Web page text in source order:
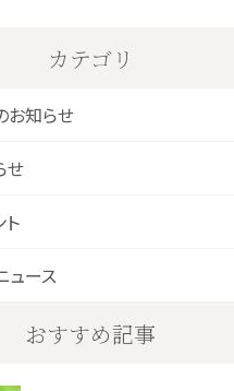
カテゴリ
お知らせ
せ
ュース
おすすめ記事